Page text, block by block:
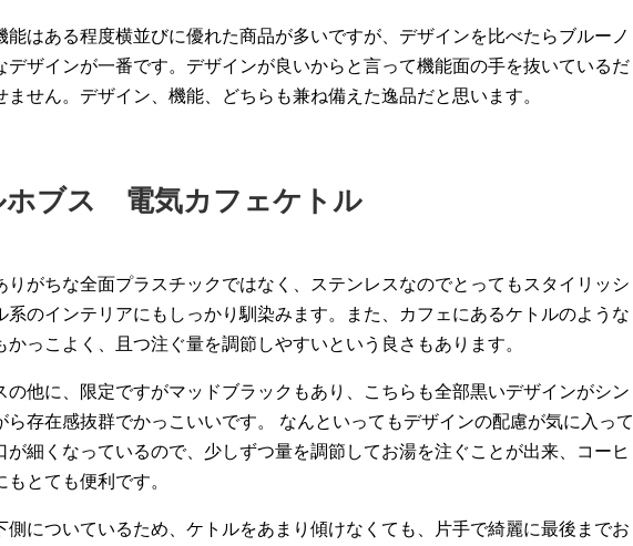
能はある程度横並びに優れた商品が多いですが、デザインを比べたらブルーノ
デザインが一番です。デザインが良いからと言って機能面の手を抜いているだ
ません。デザイン、機能、どちらも兼ね備えた逸品だと思います。
ホブス 電気カフェケトル
りがちな全面プラスチックではなく、ステンレスなのでとってもスタイリッシ
系のインテリアにもしっかり馴染みます。また、カフェにあるケトルのような
かっこよく、且つ注ぐ量を調節しやすいという良さもあります。
の他に、限定ですがマッドブラックもあり、こちらも全部黒いデザインがシン
ら存在感抜群でかっこいいです。 なんといってもデザインの配慮が気に入って
が細くなっているので、少しずつ量を調節してお湯を注ぐことが出来、コーヒ
とても便利です。
側についているため、ケトルをあまり傾けなくても、片手で綺麗に最後までお